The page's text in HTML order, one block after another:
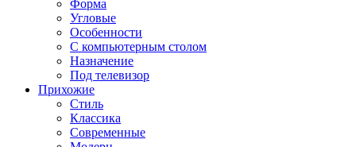
Форма
Угловые
Особенности
С компьютерным столом
Назначение
Под телевизор
Прихожие
Стиль
Классика
Современные